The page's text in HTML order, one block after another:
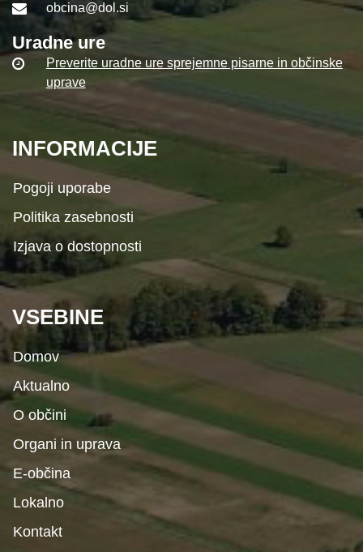
obcina@dol.si
Uradne ure
Preverite uradne ure sprejemne pisarne in občinske
uprave
INFORMACIJE
Pogoji uporabe
Politika zasebnosti
Izjava o dostopnosti
VSEBINE
Domov
Aktualno
O občini
Organi in uprava
E-občina
Lokalno
Kontakt